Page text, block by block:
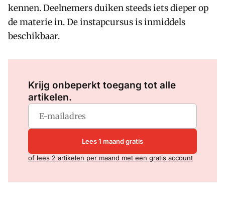
kennen. Deelnemers duiken steeds iets dieper op
de materie in. De instapcursus is inmiddels
beschikbaar.
Krijg onbeperkt toegang tot alle
artikelen.
Lees 1 maand gratis
of lees 2 artikelen per maand met een gratis account